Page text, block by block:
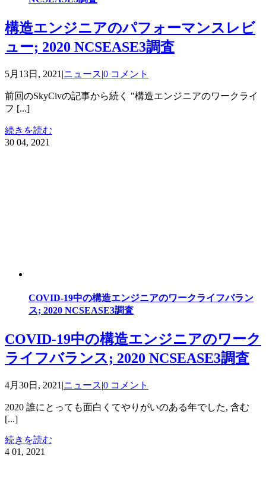
構造エンジニアのパフォーマンスレビ
ュー; 2020 NCSEASE3調査
5月13日, 2021 |ニュース|0 コメント
前回のSkyCivの記事から続く "構造エンジニアのワークライ
フ [...]
続きを読む
30 04, 2021
COVID-19中の構造エンジニアのワークライフバラン
ス; 2020 NCSEASE3調査
COVID-19中の構造エンジニアのワーク
ライフバランス; 2020 NCSEASE3調査
4月30日, 2021 |ニュース|0 コメント
2020 誰にとっても面白くてやりがいのある年でした, 含む
[...]
続きを読む
4 01, 2021